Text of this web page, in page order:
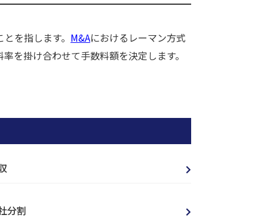
を指します。 M&Aにおけるレーマン方式
を掛け合わせて手数料額を決定します。
分割